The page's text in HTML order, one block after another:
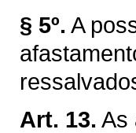
§ 5º. A
Art. 13. As